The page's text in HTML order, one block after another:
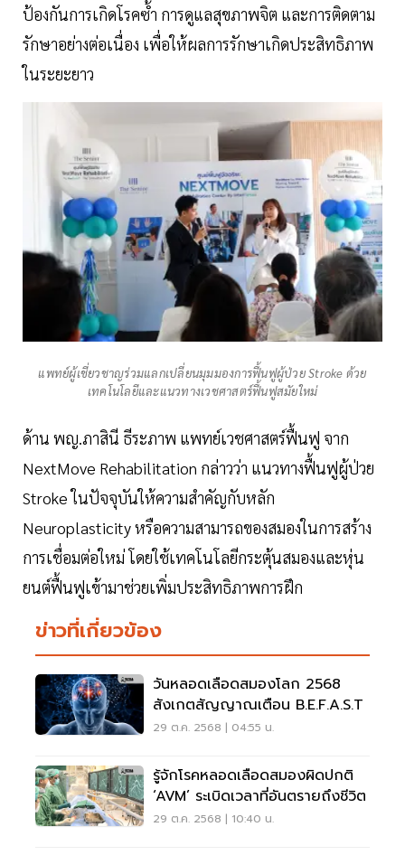
ป้องกันการเกิดโรคซ้ำ การดูแลสุขภาพจิต และการติดตาม
รักษาอย่างต่อเนื่อง เพื่อให้ผลการรักษาเกิดประสิทธิภาพ
ในระยะยาว
แพทย์ผู้เชี่ยวชาญร่วมแลกเปลี่ยนมุมมองการฟื้นฟูผู้ป่วย Stroke ด้วย
เทคโนโลยีและแนวทางเวชศาสตร์ฟื้นฟูสมัยใหม่
ด้าน พญ.ภาสินี ธีระภาพ แพทย์เวชศาสตร์ฟื้นฟู จาก
NextMove Rehabilitation กล่าวว่า แนวทางฟื้นฟูผู้ป่วย
Stroke ในปัจจุบันให้ความสำคัญกับหลัก
Neuroplasticity หรือความสามารถของสมองในการสร้าง
การเชื่อมต่อใหม่ โดยใช้เทคโนโลยีกระตุ้นสมองและหุ่น
ยนต์ฟื้นฟูเข้ามาช่วยเพิ่มประสิทธิภาพการฝึก
ข่าวที่เกี่ยวข้อง
วันหลอดเลือดสมองโลก 2568
สังเกตสัญญาณเตือน B.E.F.A.S.T
29 ต.ค. 2568 | 04:55 น.
รู้จักโรคหลอดเลือดสมองผิดปกติ
‘AVM’ ระเบิดเวลาที่อันตรายถึงชีวิต
29 ต.ค. 2568 | 10:40 น.